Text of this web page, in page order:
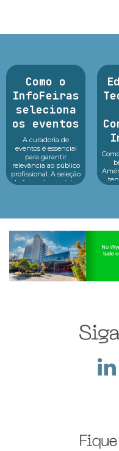
Como o
InfoFeiras
seleciona
os eventos
A curadoria de
eventos é essencial
para garantir
relevância ao público
profissional. A seleção
de feiras de negócios